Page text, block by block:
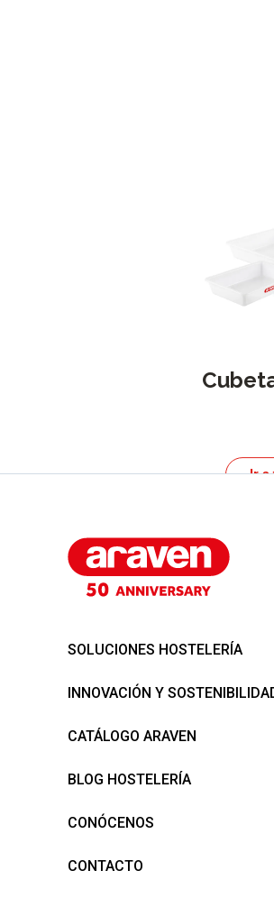
Ir a
SOLUCIONES HOSTELERÍA
INNOVACIÓN Y
CATÁLOGO ARAVEN
BLOG HOSTELERÍA
CONÓCENOS
CONTACTO